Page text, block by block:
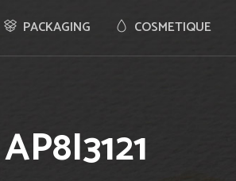
PACKAGING COSMETIQUE
AP8I3121